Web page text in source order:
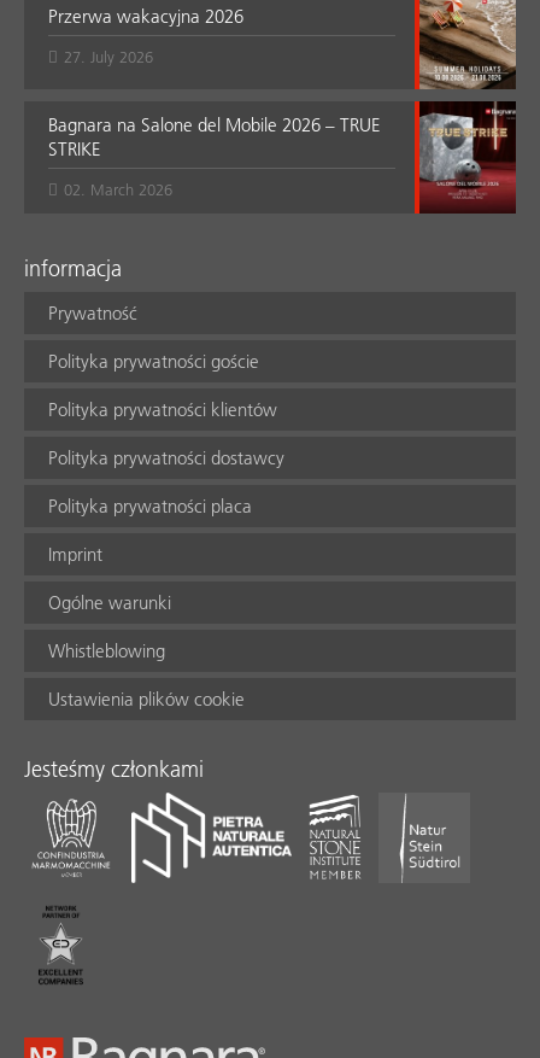
Przerwa wakacyjna 2026
27. July 2026
Bagnara na Salone del Mobile 2026 – TRUE
STRIKE
02. March 2026
informacja
Prywatność
Polityka prywatności goście
Polityka prywatności klientów
Polityka prywatności dostawcy
Polityka prywatności placa
Imprint
Ogólne warunki
Whistleblowing
Ustawienia plików cookie
Jesteśmy członkami